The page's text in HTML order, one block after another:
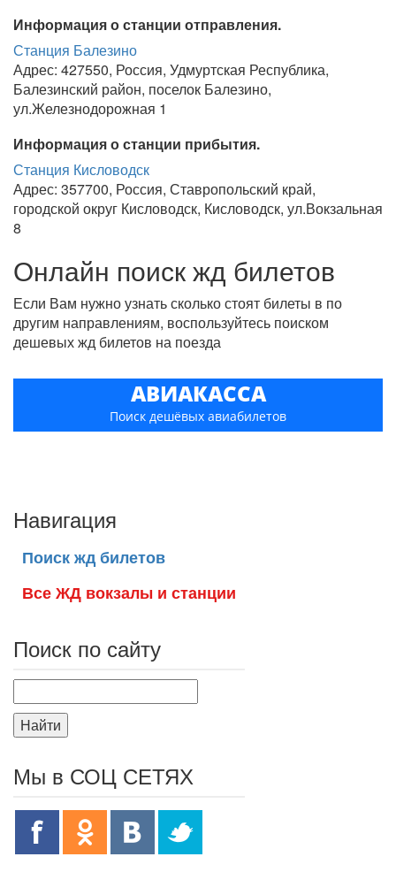
Информация о станции отправления.
Станция Балезино
Адрес: 427550, Россия, Удмуртская Республика,
Балезинский район, поселок Балезино,
ул.Железнодорожная 1
Информация о станции прибытия.
Станция Кисловодск
Адрес: 357700, Россия, Ставропольский край,
городской округ Кисловодск, Кисловодск, ул.Вокзальная
8
Онлайн поиск жд билетов
Если Вам нужно узнать сколько стоят билеты в по
другим направлениям, воспользуйтесь поиском
дешевых жд билетов на поезда
АВИАКАССА
Поиск дешёвых авиабилетов
Навигация
Поиск жд билетов
Все ЖД вокзалы и станции
Поиск по сайту
Найти
Мы в СОЦ СЕТЯХ